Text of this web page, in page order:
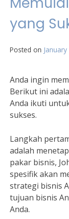
yang
Posted on
Anda ingin
Berikut ini
Anda ikuti
sukses.
Langkah
adalah
pakar bisnis,
spesifik akan
strategi bisnis
tujuan bisnis
Anda.